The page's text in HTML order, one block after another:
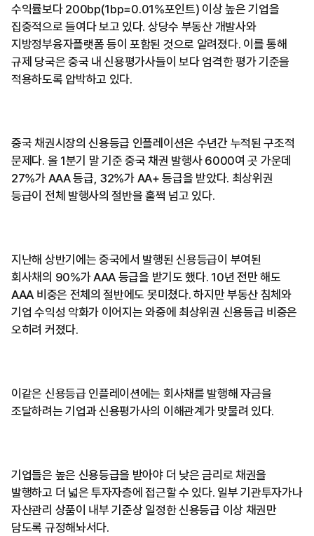
수익률보다 200bp(1bp=0.01%포인트) 이상 높은 기업을
집중적으로 들여다 보고 있다. 상당수 부동산 개발사와
지방정부융자플랫폼 등이 포함된 것으로 알려졌다. 이를 통해
규제 당국은 중국 내 신용평가사들이 보다 엄격한 평가 기준을
적용하도록 압박하고 있다.
중국 채권시장의 신용등급 인플레이션은 수년간 누적된 구조적
문제다. 올 1분기 말 기준 중국 채권 발행사 6000여 곳 가운데
27%가 AAA 등급, 32%가 AA+ 등급을 받았다. 최상위권
등급이 전체 발행사의 절반을 훌쩍 넘고 있다.
지난해 상반기에는 중국에서 발행된 신용등급이 부여된
회사채의 90%가 AAA 등급을 받기도 했다. 10년 전만 해도
AAA 비중은 전체의 절반에도 못미쳤다. 하지만 부동산 침체와
기업 수익성 악화가 이어지는 와중에 최상위권 신용등급 비중은
오히려 커졌다.
이같은 신용등급 인플레이션에는 회사채를 발행해 자금을
조달하려는 기업과 신용평가사의 이해관계가 맞물려 있다.
기업들은 높은 신용등급을 받아야 더 낮은 금리로 채권을
발행하고 더 넓은 투자자층에 접근할 수 있다. 일부 기관투자가나
자산관리 상품이 내부 기준상 일정한 신용등급 이상 채권만
담도록 규정해놔서다.